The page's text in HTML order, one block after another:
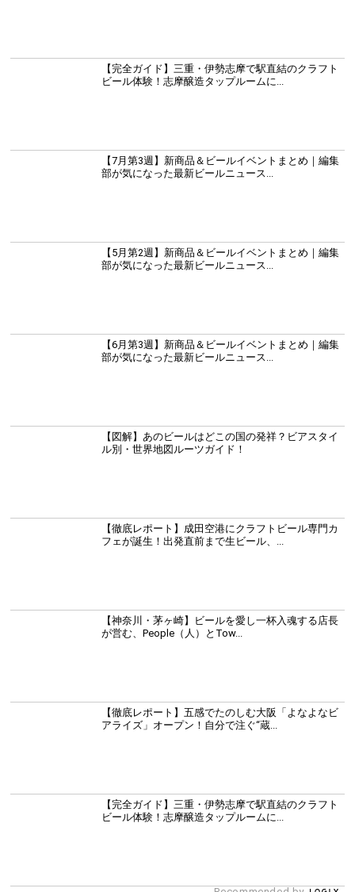
【完全ガイド】三重・伊勢志摩で駅直結のクラフト
ビール体験！志摩醸造タップルームに...
【7月第3週】新商品＆ビールイベントまとめ｜編集
部が気になった最新ビールニュース...
【5月第2週】新商品＆ビールイベントまとめ｜編集
部が気になった最新ビールニュース...
【6月第3週】新商品＆ビールイベントまとめ｜編集
部が気になった最新ビールニュース...
【図解】あのビールはどこの国の発祥？ビアスタイ
ル別・世界地図ルーツガイド！
【徹底レポート】成田空港にクラフトビール専門カ
フェが誕生！出発直前まで生ビール、...
【神奈川・茅ヶ崎】ビールを愛し一杯入魂する店長
が営む、People（人）とTow...
【徹底レポート】五感でたのしむ大阪「よなよなビ
アライズ」オープン！自分で注ぐ“蔵...
【完全ガイド】三重・伊勢志摩で駅直結のクラフト
ビール体験！志摩醸造タップルームに...